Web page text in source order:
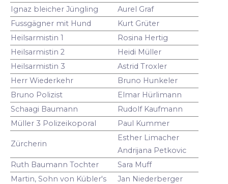
Ignaz bleicher Jüngling
Aurel Graf
Fussgägner mit Hund
Kurt Grüter
Heilsarmistin 1
Rosina Hertig
Heilsarmistin 2
Heidi Müller
Heilsarmistin 3
Astrid Troxler
Herr Wiederkehr
Bruno Hunkeler
Bruno Polizist
Elmar Hürlimann
Schaagi Baumann
Rudolf Kaufmann
Müller 3 Polizeikoporal
Paul Kummer
Zürcherin
Esther Limacher
Andrijana Petkovic
Ruth Baumann Tochter
Sara Muff
Martin, Sohn von Kübler's
Jan Niederberger